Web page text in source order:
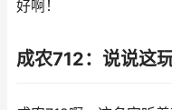
好啊！
成农712：说说这